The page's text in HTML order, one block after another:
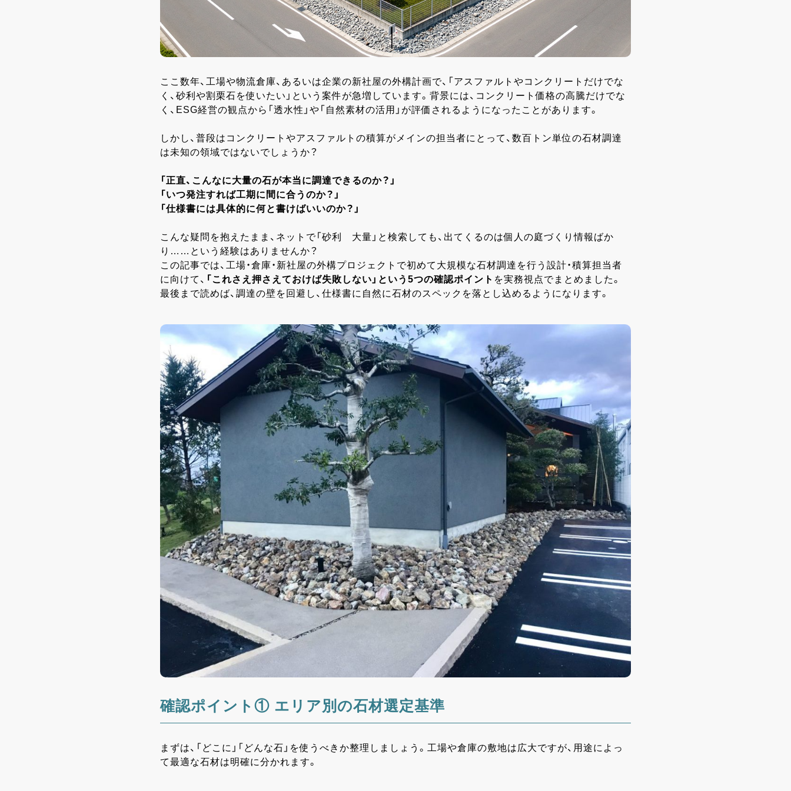
ここ数年、工場や物流倉庫、あるいは企業の新社屋の外構計画で、「アスファルトやコンクリートだけでな
く、砂利や割栗石を使いたい」という案件が急増しています。背景には、コンクリート価格の高騰だけでな
く、ESG経営の観点から「透水性」や「自然素材の活用」が評価されるようになったことがあります。
しかし、普段はコンクリートやアスファルトの積算がメインの担当者にとって、数百トン単位の石材調達
は未知の領域ではないでしょうか？
「正直、こんなに大量の石が本当に調達できるのか？」
「いつ発注すれば工期に間に合うのか？」
「仕様書には具体的に何と書けばいいのか？」
こんな疑問を抱えたまま、ネットで「砂利 大量」と検索しても、出てくるのは個人の庭づくり情報ばか
り……という経験はありませんか？
この記事では、工場・倉庫・新社屋の外構プロジェクトで初めて大規模な石材調達を行う設計・積算担当者
に向けて、 「これさえ押さえておけば失敗しない」という5つの確認ポイント を実務視点でまとめました。
最後まで読めば、調達の壁を回避し、仕様書に自然に石材のスペックを落とし込めるようになります。
確認ポイント① エリア別の石材選定基準
まずは、「どこに」「どんな石」を使うべきか整理しましょう。工場や倉庫の敷地は広大ですが、用途によっ
て最適な石材は明確に分かれます。